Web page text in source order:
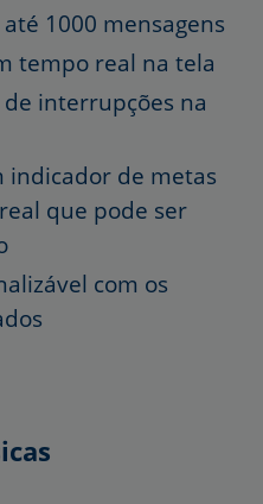
1000 mensagens
tempo real na tela
de interrupções na
indicador de metas
que pode ser
com os